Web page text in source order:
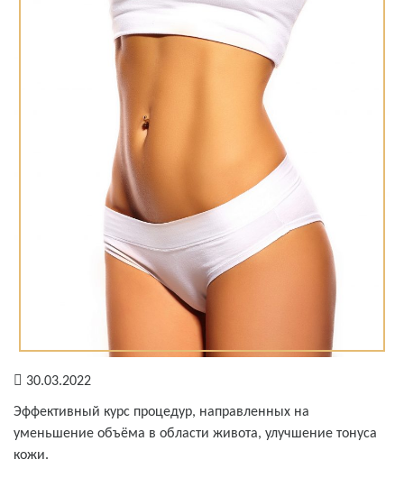
30.03.2022
Эффективный курс процедур, направленных на
уменьшение объёма в области живота, улучшение тонуса
кожи.